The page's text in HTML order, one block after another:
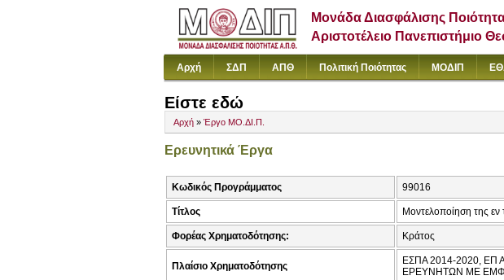
Μονάδα Διασφάλισης
Αριστοτέλειο Πανεπιστήμιο
Αρχή ΣΔΠ ΑΠΘ Πολιτική Ποιότητας ΜΟΔΙΠ
Είστε εδώ
Αρχή » Έργο ΜΟ.ΔΙ.Π.
Ερευνητικά Έργα
Κωδικός Προγράμματος 99016
Τίτλος Μοντελοποίηση της εν
Φορέας Χρηματοδότησης: Κράτος
Πλαίσιο Χρηματοδότησης
ΕΣΠΑ 2014-2020,
ΕΡΕΥΝΗΤΩΝ ΜΕ